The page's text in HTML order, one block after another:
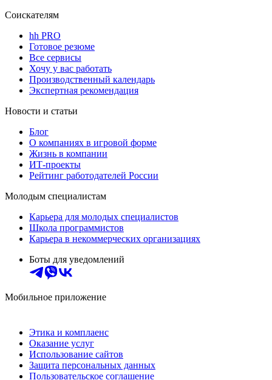
Соискателям
hh PRO
Готовое резюме
Все сервисы
Хочу у вас работать
Производственный календарь
Экспертная рекомендация
Новости и статьи
Блог
О компаниях в игровой форме
Жизнь в компании
ИТ-проекты
Рейтинг работодателей России
Молодым специалистам
Карьера для молодых специалистов
Школа программистов
Карьера в некоммерческих организациях
Боты для уведомлений
Мобильное приложение
Этика и комплаенс
Оказание услуг
Использование сайтов
Защита персональных данных
Пользовательское соглашение